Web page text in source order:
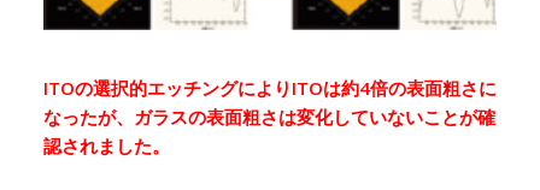
ITOの選択的エッチングによりITOは約4倍の表面粗さに
なったが、ガラスの表面粗さは変化していないことが確
認されました。